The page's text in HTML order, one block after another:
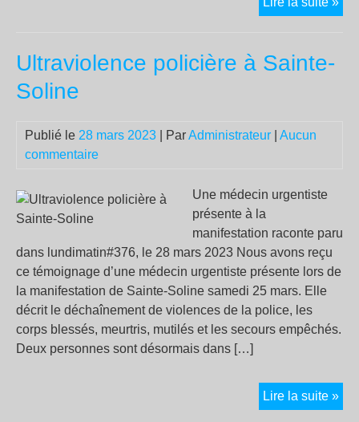
à
et
»
Ultraviolence policière à Sainte-
Soline
Publié le 28 mars 2023 | ParAdministrateur
Aucun
commentaire
Une médecin urgentiste
présente à la
manifestation raconte paru
dans lundimatin#376, le 28 mars 2023 Nous avons reçu
ce témoignage d’une médecin urgentiste présente lors de
la manifestation de Sainte-Soline samedi 25 mars. Elle
décrit le déchaînement de violences de la police, les
corps blessés, meurtris, mutilés et les secours empêchés.
Deux personnes sont désormais dans […]
Lire la suite »